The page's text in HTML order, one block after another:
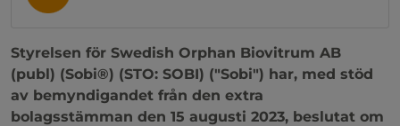
Styrelsen för Swedish Orphan Biovitrum AB
(publ) (Sobi®) (STO: SOBI) ("Sobi") har, med stöd
av bemyndigandet från den extra
bolagsstämman den 15 augusti 2023, beslutat om